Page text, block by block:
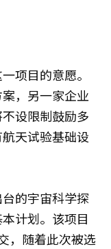
项目的意愿。
，另一家企业
设限制鼓励多
天试验基础设
的宇宙科学探
计划。该项目
，随着此次被选